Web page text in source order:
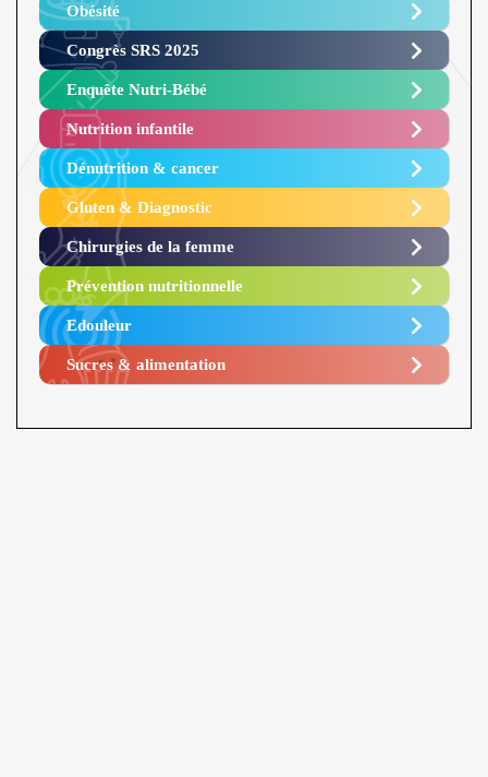
Obésité ​
Congrès SRS 2025 ​
Enquête Nutri-Bébé ​
Nutrition infantile
Dénutrition & cancer
Gluten & Diagnostic
Chirurgies de la femme
Prévention nutritionnelle
Edouleur​
Sucres & alimentation​